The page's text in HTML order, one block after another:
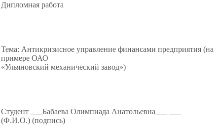
Дипломная работа
Тема: Антикризисное управление финансами предприятия (на
примере ОАО
«Ульяновский механический завод»)
Студент ___Бабаева Олимпиада Анатольевна___ ___
(Ф.И.О.) (подпись)